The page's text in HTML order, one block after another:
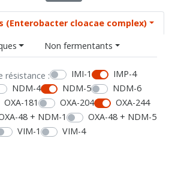
(Enterobacter cloacae complex)
Non fermentants
résistance : IMI-1
IMP-4
NDM-4 NDM-5
NDM-6
OXA-181 OXA-204
OXA-244
48 + NDM-1
OXA-48 + NDM-5
VIM-1
VIM-4